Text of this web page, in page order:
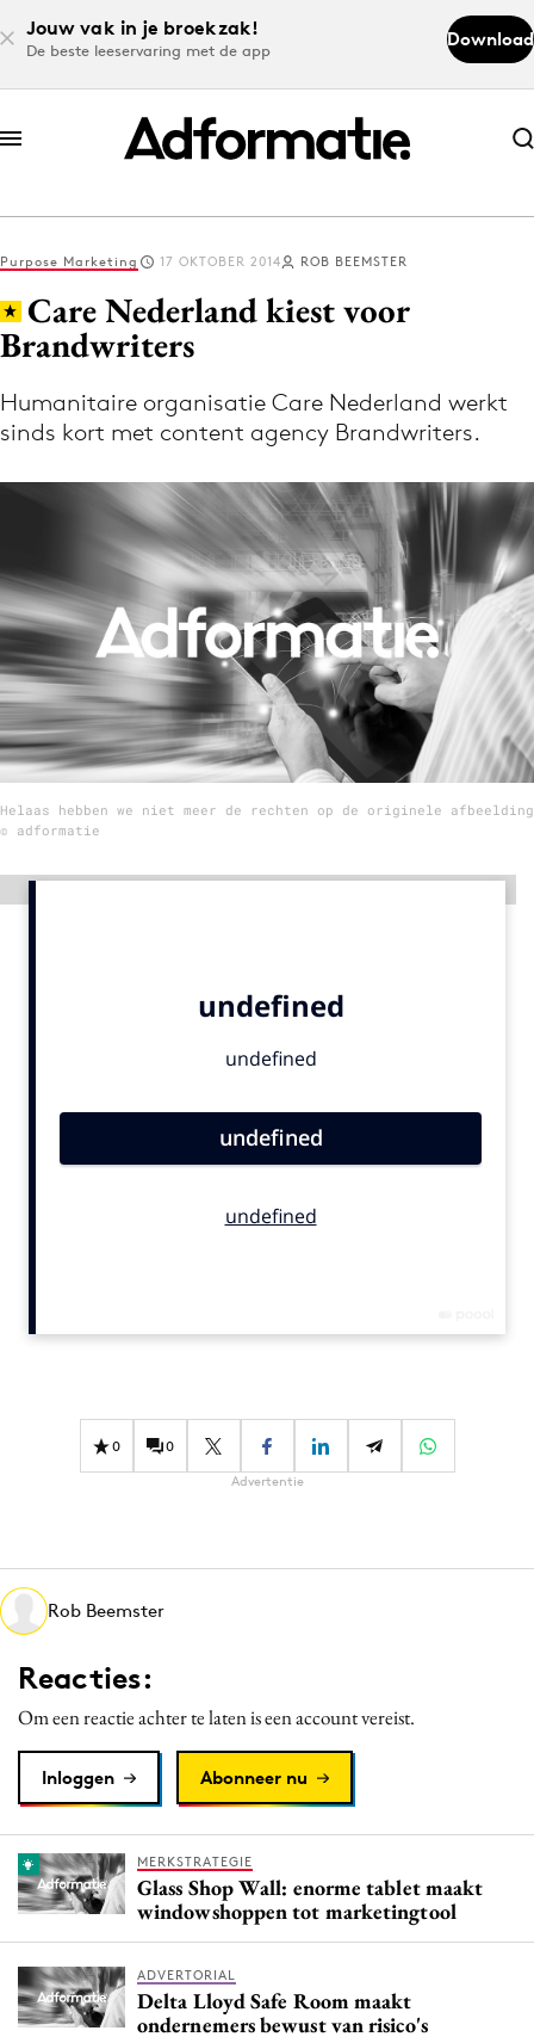
Jouw vak in je broekzak!
De beste leeservaring met de app
Download
Abonneer nu
Abonneer nu
Log in
Volg het laatste nieuws via de Adformatie
Nieuws app
Menu
Home
9 sept: GenAI-training
12 nov: MarketingLive!
Adverteren
Events
Carriere
Design
Diversiteit
Effectiviteit
Martech
Media
Merkstrategie
Purpose Marketing
Reputatie & crisis
Purpose Marketing 17 OKTOBER 2014 ROB BEEMSTER
Care Nederland kiest voor
Brandwriters
Humanitaire organisatie Care Nederland werkt
sinds kort met content agency Brandwriters.
Helaas hebben we niet meer de rechten op de originele afbeelding
© adformatie
0 0
Advertentie
Rob Beemster
Reacties:
Om een reactie achter te laten is een account vereist.
Inloggen Abonneer nu
MERKSTRATEGIE
Glass Shop Wall: enorme tablet maakt
windowshoppen tot marketingtool
ADVERTORIAL
Delta Lloyd Safe Room maakt
ondernemers bewust van risico's